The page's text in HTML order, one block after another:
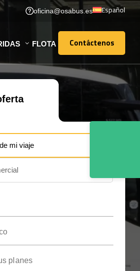
oficina@osabus.es Español
FLOTA Contáctenos
Contáctenos
mi viaje